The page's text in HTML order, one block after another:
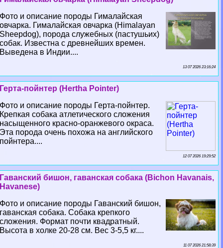
Фото и описание породы Гималайская
овчарка. Гималайская овчарка (Himalayan
Sheepdog), порода служебных (пастушьих)
собак. Известна с древнейших времен.
Выведена в Индии....
13 07 2026 23:16:24
Герта-пойнтер (Hertha Pointer)
Фото и описание породы Герта-пойнтер.
Крепкая собака атлетического сложения
насыщенного красно-оранжевого окраса.
Эта порода очень похожа на английского
пойнтера....
12 07 2026 19:29:52
Гаванский бишон, гаванская собака (Bichon Havanais,
Havanese)
Фото и описание породы Гаванский бишон,
гаванская собака. Собака крепкого
сложения. Формат почти квадратный.
Высота в холке 20-28 см. Вес 3-5,5 кг....
11 07 2026 21:58:39